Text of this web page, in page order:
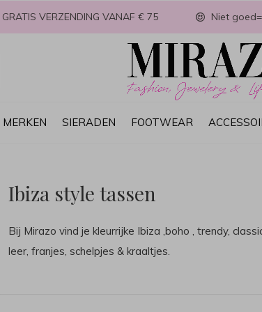
MERKEN SIERADEN FOOTWEAR
GRATIS VERZENDING VANAF € 75 Niet
Ibiza style tassen
Bij Mirazo vind je kleurrijke Ibiza ,boho , trendy,
leer, franjes, schelpjes & kraaltjes.